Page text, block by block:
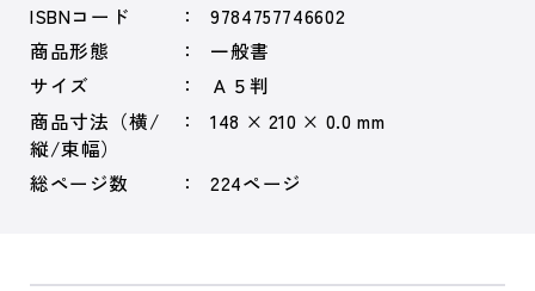
ISBNコード
9784757746602
商品形態
一般書
サイズ
Ａ５判
商品寸法（横/
縦/束幅）
148 × 210 × 0.0 mm
総ページ数 224ページ